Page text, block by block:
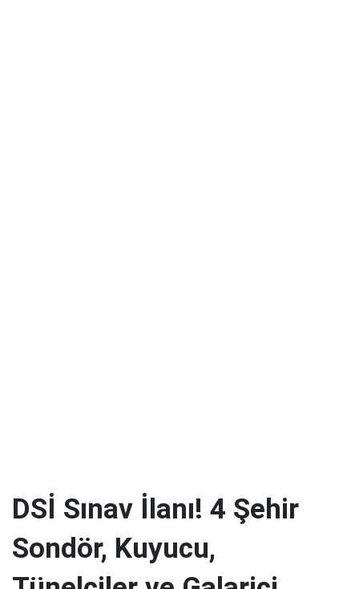
DSİ Sınav İlanı! 4 Şehir
Sondör, Kuyucu,